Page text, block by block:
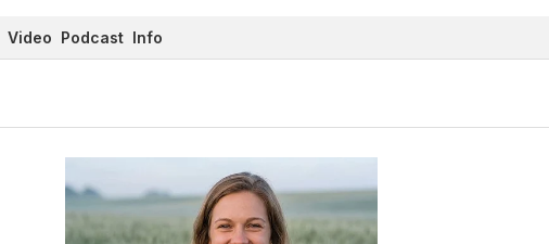
Video Podcast Info